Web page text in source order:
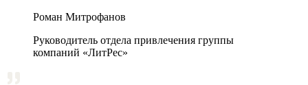
Роман Митрофанов
Руководитель отдела привлечения группы
компаний «ЛитРес»